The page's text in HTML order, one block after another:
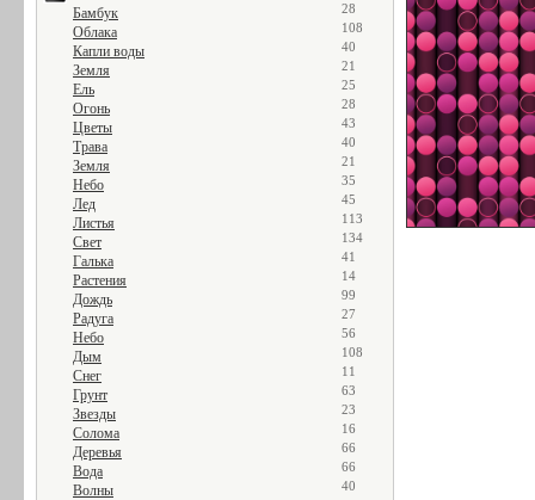
Бамбук 28
Облака 108
Капли воды 40
Земля 21
Ель 25
Огонь 28
Цветы 43
Трава 40
Земля 21
Небо 35
Лед 45
Листья 113
Свет 134
Галька 41
Растения 14
Дождь 99
Радуга 27
Небо 56
Дым 108
Снег 11
Грунт 63
Звезды 23
Солома 16
Деревья 66
Вода 66
Волны 40